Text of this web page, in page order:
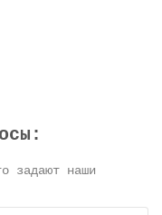
задают наши